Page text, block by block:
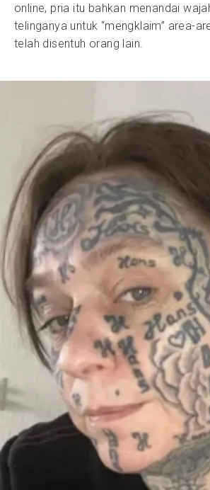
online, pria itu bahkan menandai
telinganya untuk “mengklaim” area-
telah disentuh orang lain.